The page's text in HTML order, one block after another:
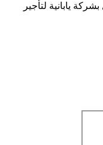
يابانية لتأجير